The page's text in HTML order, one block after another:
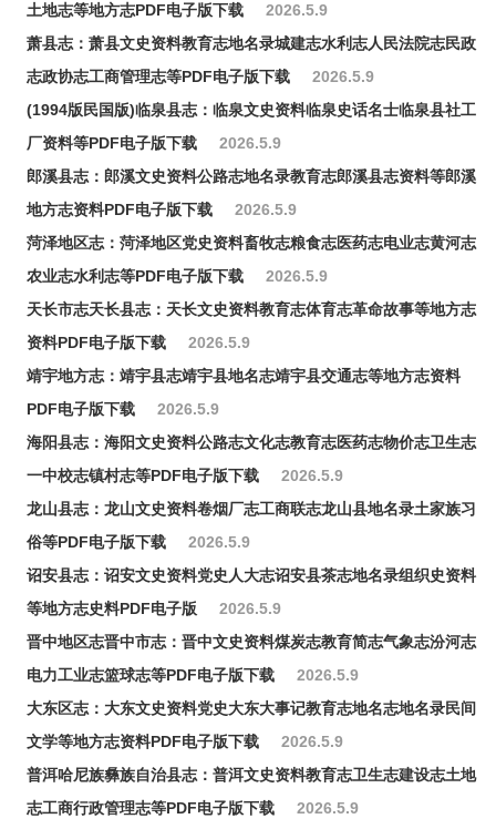
土地志等地方志PDF电子版下载
2026.5.9
萧县志：萧县文史资料教育志地名录城建志水利志人民法院志民政
志政协志工商管理志等PDF电子版下载
2026.5.9
(1994版民国版)临泉县志：临泉文史资料临泉史话名士临泉县社工
厂资料等PDF电子版下载
2026.5.9
郎溪县志：郎溪文史资料公路志地名录教育志郎溪县志资料等郎溪
地方志资料PDF电子版下载
2026.5.9
菏泽地区志：菏泽地区党史资料畜牧志粮食志医药志电业志黄河志
农业志水利志等PDF电子版下载
2026.5.9
天长市志天长县志：天长文史资料教育志体育志革命故事等地方志
资料PDF电子版下载
2026.5.9
靖宇地方志：靖宇县志靖宇县地名志靖宇县交通志等地方志资料
PDF电子版下载
2026.5.9
海阳县志：海阳文史资料公路志文化志教育志医药志物价志卫生志
一中校志镇村志等PDF电子版下载
2026.5.9
龙山县志：龙山文史资料卷烟厂志工商联志龙山县地名录土家族习
俗等PDF电子版下载
2026.5.9
诏安县志：诏安文史资料党史人大志诏安县茶志地名录组织史资料
等地方志史料PDF电子版
2026.5.9
晋中地区志晋中市志：晋中文史资料煤炭志教育简志气象志汾河志
电力工业志篮球志等PDF电子版下载
2026.5.9
大东区志：大东文史资料党史大东大事记教育志地名志地名录民间
文学等地方志资料PDF电子版下载
2026.5.9
普洱哈尼族彝族自治县志：普洱文史资料教育志卫生志建设志土地
志工商行政管理志等PDF电子版下载
2026.5.9